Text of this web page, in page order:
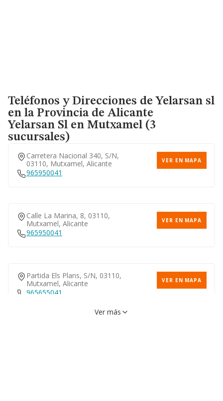
Teléfonos y Direcciones de Yelarsan sl
en la Provincia de Alicante
Yelarsan Sl en Mutxamel (3
sucursales)
Carretera Nacional 340, S/n,
03110, Mutxamel, Alicante
VER EN MAPA
965950041
Calle La Marina, 8, 03110,
Mutxamel, Alicante
VER EN MAPA
965950041
Partida Els Plans, S/n, 03110,
Mutxamel, Alicante
VER EN MAPA
965655041
Ver más